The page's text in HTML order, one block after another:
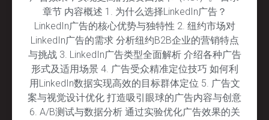
章节 内容概述 1. 为什么选择LinkedIn广告？
LinkedIn广告的核心优势与独特性 2. 纽约市场对
LinkedIn广告的需求 分析纽约B2B企业的营销特点
与挑战 3. LinkedIn广告类型全面解析 介绍各种广告
形式及适用场景 4. 广告受众精准定位技巧 如何利
用LinkedIn数据实现高效的目标群体定位 5. 广告文
案与视觉设计优化 打造吸引眼球的广告内容与创意
6. A/B测试与数据分析 通过实验优化广告效果的关